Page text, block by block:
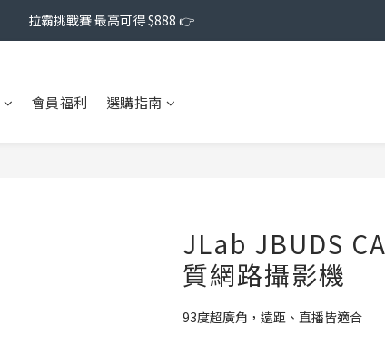
拉霸挑戰賽 最高可得 $888 👉
會員福利 選購指南
JLab JBUDS
質網路攝影機
93度超廣角，遠距、直播皆適合